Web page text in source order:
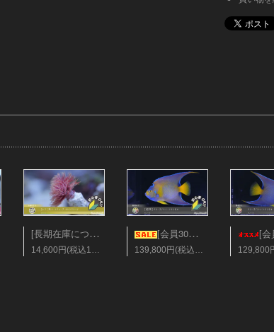
[長期在庫につき会員25%オフ][レア]美ハードチューブ オレンジレッド Sサイズ
14,600円(税込16,060円)
[会員30％オフ][超美]ベリーズ/クィーンエンゼル XLサイズ
139,800円(税込153,780円)
[会員30％オフ][超